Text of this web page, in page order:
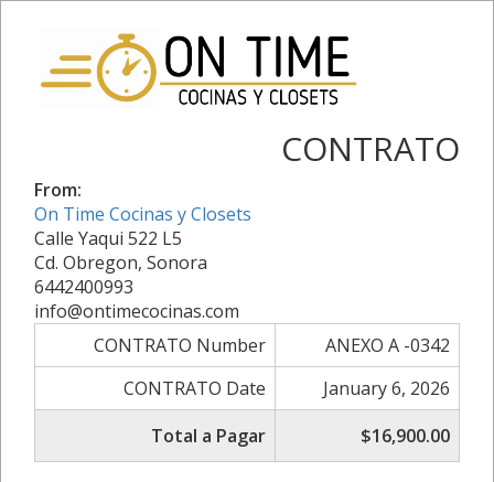
CONTRATO
From:
On Time Cocinas y Closets
Calle Yaqui 522 L5
Cd. Obregon, Sonora
6442400993
info@ontimecocinas.com
CONTRATO Number
ANEXO A -0342
CONTRATO Date
January 6, 2026
Total a Pagar
$16,900.00